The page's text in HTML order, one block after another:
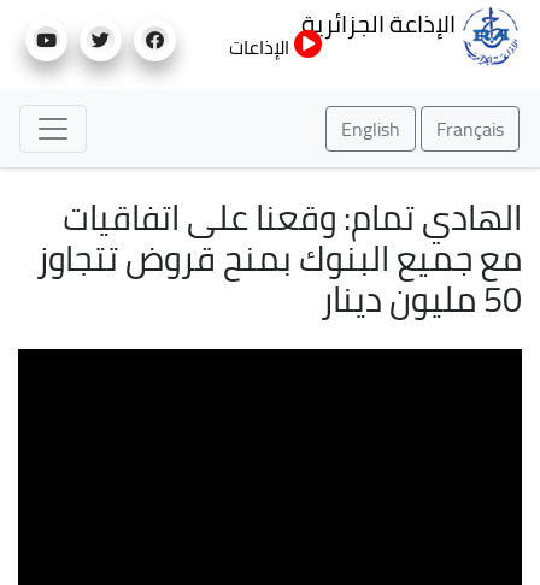
تجاوز
إلى
الرئيسي
الإذاعة الجزائرية
الإذاعات
English
تمام: وقعنا على اتفاقيات
البنوك بمنح قروض تتجاوز